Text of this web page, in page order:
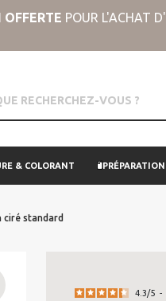
POUR L'ACHAT
& COLORANT PRÉPARATION
standard
4.3/5 -